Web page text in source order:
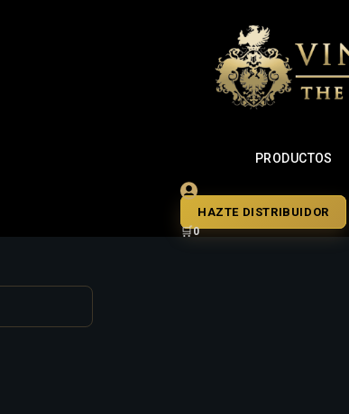
PRODUCTOS
HAZTE DISTRIBUIDOR
🛒0
o correo electrónico. Recibirás un enlace para